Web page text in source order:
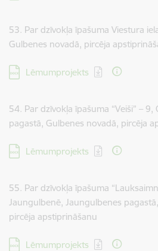
53. Par dzīvokļa īpašuma Viestura
Gulbenes novadā, pircēja
Lejupielādēt:
Lēmumprojekts
54. Par dzīvokļa īpašuma “Veiši” –
pagastā, Gulbenes novadā, pircēja
Lejupielādēt:
Lēmumprojekts
55. Par dzīvokļa īpašuma
Jaungulbenē, Jaungulbenes
pircēja apstiprināšanu
Lejupielādēt:
Lēmumprojekts